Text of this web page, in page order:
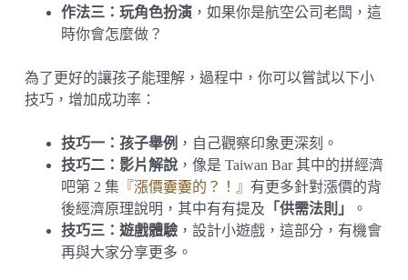
作法三：玩角色扮演，如果你是航空公司老闆，這
時你會怎麼做？
為了更好的讓孩子能理解，過程中，你可以嘗試以下小
技巧，增加成功率：
技巧一：孩子舉例 ，自己觀察印象更深刻。
技巧二：影片解說，像是 Taiwan Bar 其中的拼經濟
吧第 2 集『漲價嫑嫑的？！』 有更多針對漲價的背
後經濟原理說明，其中有有提及 「供需法則」
。
技巧三：遊戲體驗，設計小遊戲，這部分，有機會
再與大家分享更多。